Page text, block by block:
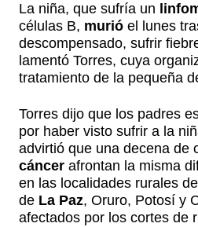
La niña, que sufría un
células B, murió el lunes
descompensado, sufrir
lamentó Torres, cuya
tratamiento de la pequeña
Torres dijo que los padres
por haber visto sufrir a la
advirtió que una decena de
cáncer afrontan la misma
en las localidades rurales
de La Paz, Oruro, Potosí y
afectados por los cortes de